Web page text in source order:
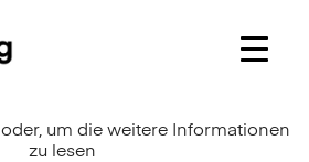
oder, um die weitere Informationen
zu lesen